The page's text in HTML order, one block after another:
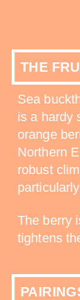
THE
Sea
is a hardy
orange
Northern
robust
The berry
tightens